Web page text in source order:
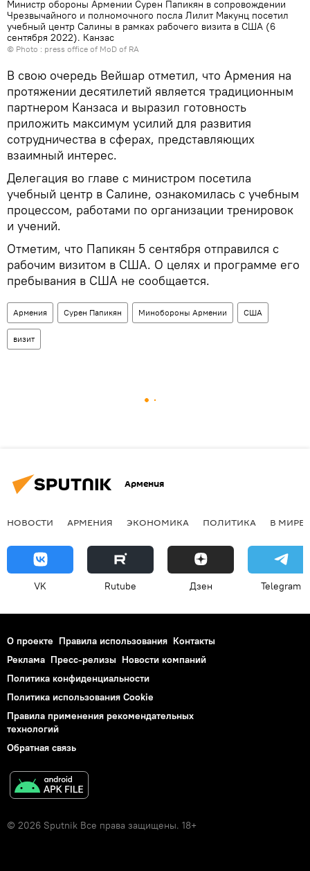
Министр обороны Армении Сурен Папикян в сопровождении
Чрезвычайного и полномочного посла Лилит Макунц посетил
учебный центр Салины в рамках рабочего визита в США (6
сентября 2022). Канзас
© Photo : press office of MoD of RA
В свою очередь Вейшар отметил, что Армения на
протяжении десятилетий является традиционным
партнером Канзаса и выразил готовность
приложить максимум усилий для развития
сотрудничества в сферах, представляющих
взаимный интерес.
Делегация во главе с министром посетила
учебный центр в Салине, ознакомилась с учебным
процессом, работами по организации тренировок
и учений.
Отметим, что Папикян 5 сентября отправился с
рабочим визитом в США. О целях и программе его
пребывания в США не сообщается.
Армения Сурен Папикян Минобороны Армении США
визит
Армения
НОВОСТИ АРМЕНИЯ ЭКОНОМИКА ПОЛИТИКА В МИРЕ
VK Rutube Дзен Telegram
О проекте Правила использования Контакты
Реклама Пресс-релизы Новости компаний
Политика конфиденциальности
Политика использования Cookie
Правила применения рекомендательных
технологий
Обратная связь
© 2026 Sputnik Все права защищены. 18+